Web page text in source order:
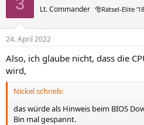
Lt. Commander 🎅Rätsel-Elite ’18
24. April 2022
Also, ich glaube nicht, dass die
wird,
Nickel schrieb:
das würde als Hinweis beim BIOS
Bin mal gespannt.